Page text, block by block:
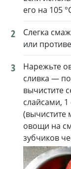
его на 105
2
Слегка
или
3
Нарежьте
сливка —
вычистите
слайсами,
(вычистите
овощи на
зубчиков